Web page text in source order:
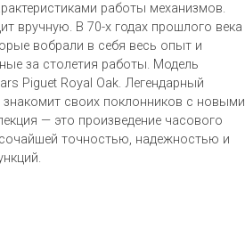
работы механизмов.
вручную. В 70-х годах прошлого века
вобрали в себя весь опыт и
за столетия работы. Модель
Piguet Royal Oak. Легендарный
своих поклонников с новыми
— это произведение часового
точностью, надежностью и